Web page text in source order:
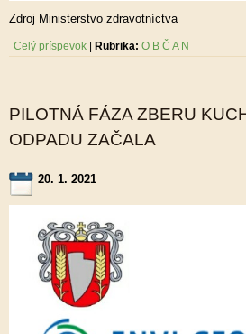
Zdroj Ministerstvo zdravotníctva
Celý príspevok Rubrika: O B Č A N
PILOTNÁ FÁZA ZBERU
ODPADU ZAČALA
20. 1. 2021